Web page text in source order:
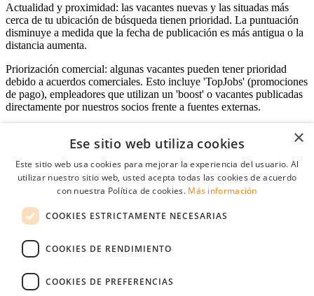
Actualidad y proximidad: las vacantes nuevas y las situadas más
cerca de tu ubicación de búsqueda tienen prioridad. La puntuación
disminuye a medida que la fecha de publicación es más antigua o la
distancia aumenta.
Priorización comercial: algunas vacantes pueden tener prioridad
debido a acuerdos comerciales. Esto incluye 'TopJobs' (promociones
de pago), empleadores que utilizan un 'boost' o vacantes publicadas
directamente por nuestros socios frente a fuentes externas.
Acceso empresas
Contraseña
Recordarme
Conectarse
×
Ese sitio web utiliza cookies
Este sitio web usa cookies para mejorar la experiencia del usuario. Al
utilizar nuestro sitio web, usted acepta todas las cookies de acuerdo
con nuestra Política de cookies. Más información
COOKIES ESTRICTAMENTE NECESARIAS
COOKIES DE RENDIMIENTO
COOKIES DE PREFERENCIAS